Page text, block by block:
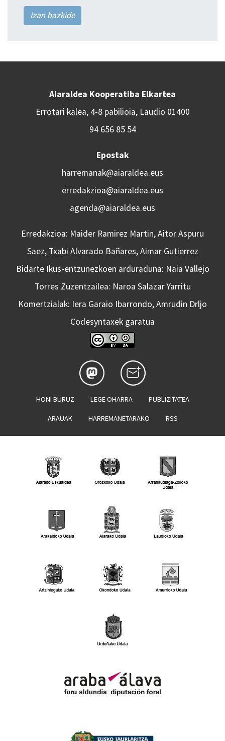
Izan bazkide
Aiaraldea Kooperatiba Elkartea
Errotari kalea, 4-8 pabilioia, Laudio 01400
94 656 85 54
Epostak
harremanak@aiaraldea.eus
erredakzioa@aiaraldea.eus
agenda@aiaraldea.eus
Erredakzioa: Maider Ramirez Martin, Aitor Aspuru
Saez, Txabi Alvarado Bañares, Aimar Gutierrez
Bidarte Ikus-entzunezkoen arduraduna: Naia Vallejo
Torres Zuzentzailea: Naroa Salazar Yarritu
Komertzialak: Iera Garaio Ibarrondo, Amrudin Drljo
Codesyntaxek garatua
HONI BURUZ LEGE OHARRA PUBLIZITATEA
ARAUAK HARREMANETARAKO RSS